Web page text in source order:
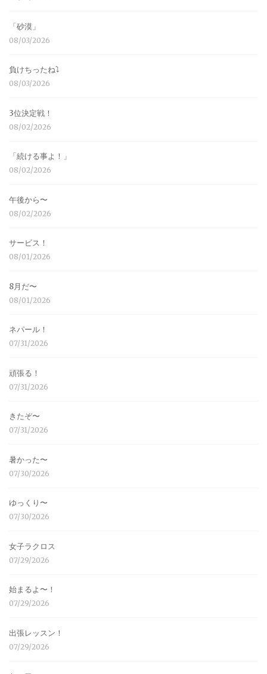
「砂漠」
08/03/2026
負けちったね⤵︎
08/03/2026
3位決定戦！
08/02/2026
「続ける事よ！」
08/02/2026
午後から〜
08/02/2026
サービス！
08/01/2026
8月だ〜
08/01/2026
ネパール！
07/31/2026
頑張る！
07/31/2026
きたぞ〜
07/31/2026
暑かった〜
07/30/2026
ゆっくり〜
07/30/2026
女子ラクロス
07/29/2026
始まるよ〜！
07/29/2026
出張レッスン！
07/29/2026